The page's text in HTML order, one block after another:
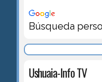
Búsqueda
Ushuaia-Info TV